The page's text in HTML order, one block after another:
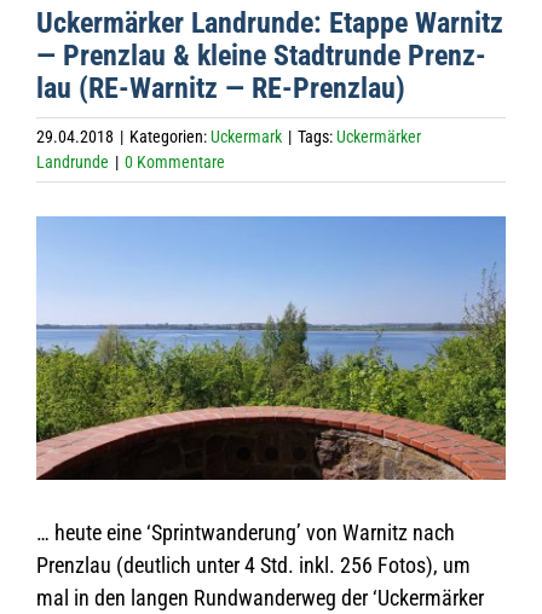
Ucker­mär­ker Land­runde: Etappe War­nitz
— Prenz­lau & kleine Stadt­runde Prenz­
lau (RE-War­nitz — RE-Prenzlau)
29.04.2018 | Kategorien:Uckermark | Tags:Uckermärker
Landrunde | 0 Kommentare
… heute eine ‘Sprint­wan­de­rung’ von War­nitz nach
Prenz­lau (deut­lich unter 4 Std. inkl. 256 Fotos), um
mal in den lan­gen Rund­wan­der­weg der ‘Ucker­mär­ker